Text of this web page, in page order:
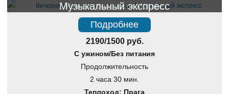
Речная прогулка по Москве
Музыкальный экспресс
Подробнее
2190/1500 руб.
С ужином/Без питания
Продолжительность
2 часа 30 мин.
Теплоход: Прага